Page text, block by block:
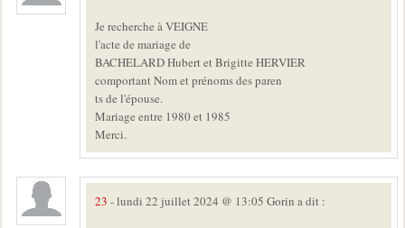
Je recherche à VEIGNE
l'acte de mariage de
BACHELARD Hubert et Brigitte HERVIER
comportant Nom et prénoms des paren
ts de l'épouse.
Mariage entre 1980 et 1985
Merci.
23 - lundi 22 juillet 2024 @ 13:05 Gorin a dit :